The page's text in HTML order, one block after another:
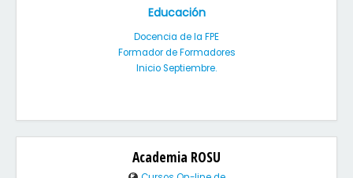
Educación
Docencia de la FPE
Formador de Formadores
Inicio Septiembre.
Academia ROSU